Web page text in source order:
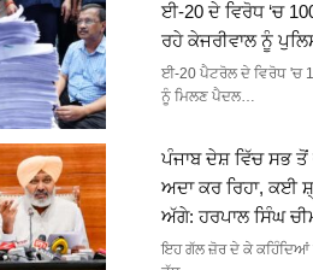
ਈ-20 ਦੇ ਵਿਰੋਧ ‘ਚ
ਰਹੇ ਕੇਜਰੀਵਾਲ ਨੂੰ
ਈ-20 ਪੈਟਰੋਲ ਦੇ ਵਿਰੋਧ 'ਚ
ਨੂੰ ਮਿਲਣ ਪੈਦਲ…
ਪੰਜਾਬ ਦੇਸ਼ ਵਿੱਚ ਸਭ
ਅਦਾ ਕਰ ਰਿਹਾ, ਕਈ
ਅੱਗੇ: ਹਰਪਾਲ ਸਿੰਘ
ਇਹ ਗੱਲ ਜ਼ੋਰ ਦੇ ਕੇ ਕਹਿੰਦਿਆਂ